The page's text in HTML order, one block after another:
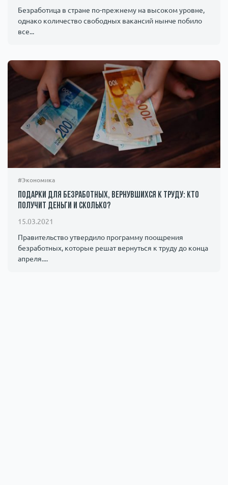
Безработица в стране по-прежнему на высоком уровне,
однако количество свободных вакансий нынче побило
все...
#Экономика
Подарки для безработных, вернувшихся к труду: кто
получит деньги и сколько?
15.03.2021
Правительство утвердило программу поощрения
безработных, которые решат вернуться к труду до конца
апреля....